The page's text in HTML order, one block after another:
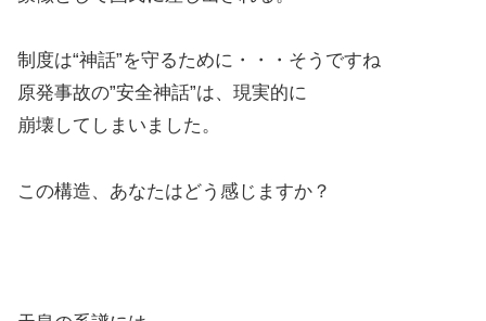
制度は“神話”を守るために・・・そうですね
原発事故の”安全神話”は、現実的に
崩壊してしまいました。
この構造、あなたはどう感じますか？